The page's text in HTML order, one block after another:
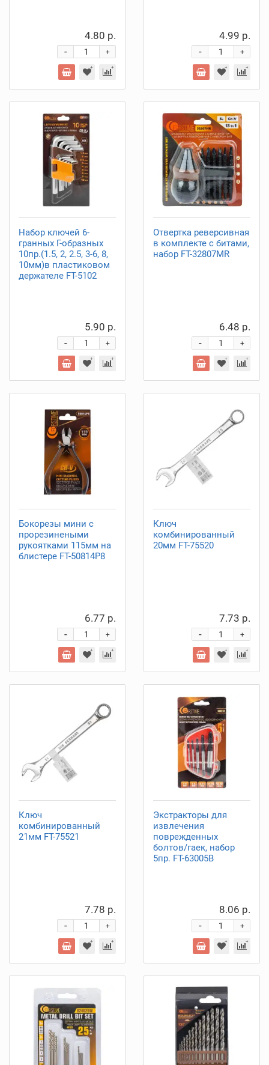
4.80 р.
+
-
4.99 р.
+
-
Набор ключей 6-
гранных Г-образных
10пр.(1.5, 2, 2.5, 3-6, 8,
10мм)в пластиковом
держателе FT-5102
5.90 р.
+
-
Отвертка реверсивная
в комплекте с битами,
набор FT-32807MR
6.48 р.
+
-
Бокорезы мини с
прорезинеными
рукоятками 115мм на
блистере FT-50814P8
6.77 р.
+
-
Ключ
комбинированный
20мм FT-75520
7.73 р.
+
-
Ключ
комбинированный
21мм FT-75521
7.78 р.
+
-
Экстракторы для
извлечения
поврежденных
болтов/гаек, набор
5пр. FT-63005B
8.06 р.
+
-